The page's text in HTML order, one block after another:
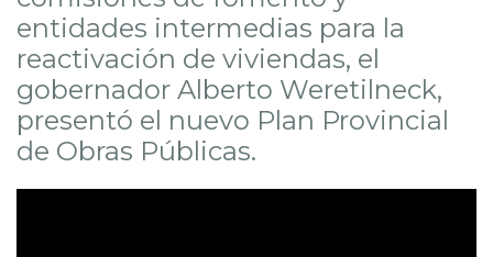
entidades intermedias para la
reactivación de viviendas, el
gobernador Alberto Weretilneck,
presentó el nuevo Plan Provincial
de Obras Públicas.